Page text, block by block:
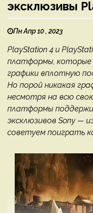
эксклюзивы
Пн Апр 10 , 2023
PlayStation 4 и
платформы,
графики вплотную
Но порой никакая
несмотря на всю
платформы
эксклюзивов Sony —
советуем поиграть